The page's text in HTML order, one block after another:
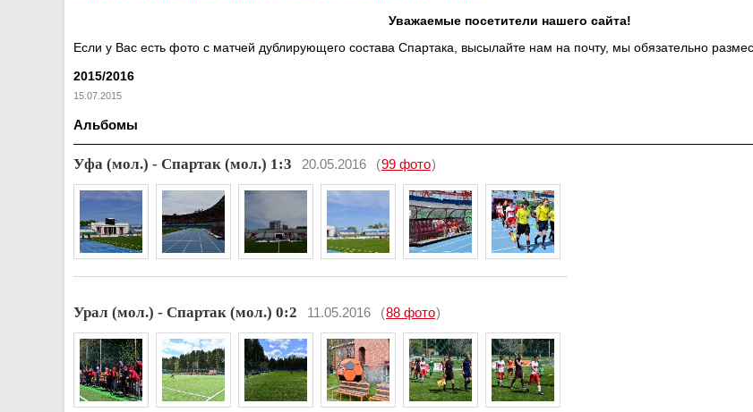
Уважаемые посетители нашего сайта!
Если у Вас есть фото с матчей дублирующего состава Спартака, высылайте нам на почту, мы обязательно
2015/2016
15.07.2015
Альбомы
Уфа (мол.) - Спартак (мол.) 1:3 20.05.2016 (99 фото)
Урал (мол.) - Спартак (мол.) 0:2 11.05.2016 (88 фото)